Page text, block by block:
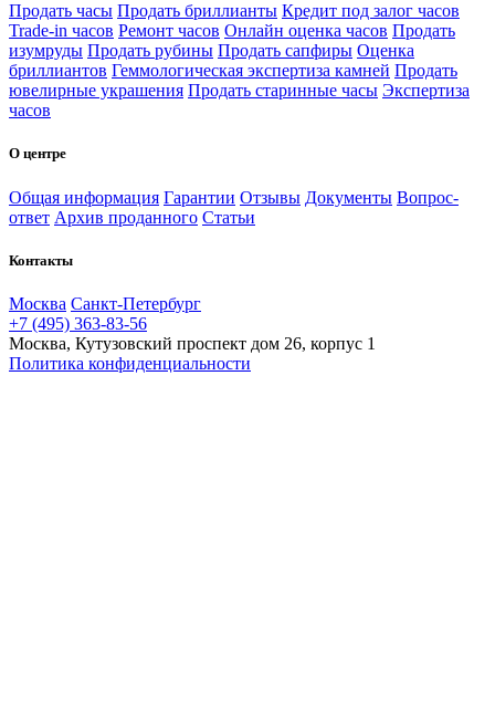
Продать часы Продать бриллианты Кредит под залог часов
Trade-in часов Ремонт часов Онлайн оценка часов Продать
изумруды Продать рубины Продать сапфиры Оценка
бриллиантов Геммологическая экспертиза камней Продать
ювелирные украшения Продать старинные часы Экспертиза
часов
О центре
Общая информация Гарантии Отзывы Документы Вопрос-
ответ Архив проданного Статьи
Контакты
Москва Санкт-Петербург
+7 (495) 363-83-56
Москва, Кутузовский проспект дом 26, корпус 1
Политика конфиденциальности